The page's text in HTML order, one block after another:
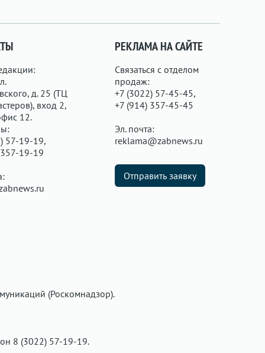
д. 25 (ТЦ
вход 2,
12.
57-19-19,
19-19
РЕКЛАМА НА САЙТЕ
Связаться с отделом
продаж:
+7 (3022) 57-45-45,
+7 (914) 357-45-45
Эл. почта:
reklama@zabnews.ru
Отправить заявку
(Роскомнадзор).
8 (3022) 57-19-19.